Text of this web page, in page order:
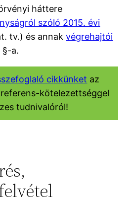
háttere
szóló 2015. évi
tv.) és annakvégrehajtói
§-a.
cikkünket az
kötelezettséggel
tudnivalóról!